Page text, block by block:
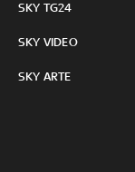
SKY TG24
SKY VIDEO
SKY ARTE